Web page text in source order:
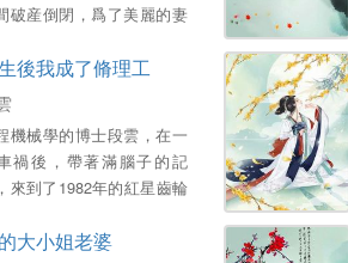
破産倒閉，爲了美麗的妻
繼承家族千億財産…。
後我成了脩理工
機械學的博士段雲，在一
禍後，帶著滿腦子的記
來到了1982年的紅星齒輪
憨厚，內心不羈的學霸的
大小姐老婆